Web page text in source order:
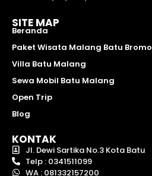
SITE MAP
Beranda
Paket Wisata Malang Batu Bromo
Villa Batu Malang
Sewa Mobil Batu Malang
Open Trip
Blog
KONTAK
Jl. Dewi Sartika No.3 Kota Batu
Telp : 0341511099
WA : 081332157200